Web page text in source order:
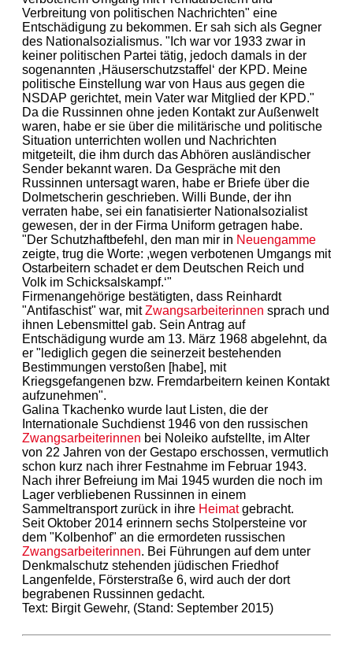
Verbreitung von politischen Nachrichten" eine
Entschädigung zu bekommen. Er sah sich als Gegner
des Nationalsozialismus. "Ich war vor 1933 zwar in
keiner politischen Partei tätig, jedoch damals in der
sogenannten ‚Häuserschutzstaffel‘ der KPD. Meine
politische Einstellung war von Haus aus gegen die
NSDAP gerichtet, mein Vater war Mitglied der KPD."
Da die Russinnen ohne jeden Kontakt zur Außenwelt
waren, habe er sie über die militärische und politische
Situation unterrichten wollen und Nachrichten
mitgeteilt, die ihm durch das Abhören ausländischer
Sender bekannt waren. Da Gespräche mit den
Russinnen untersagt waren, habe er Briefe über die
Dolmetscherin geschrieben. Willi Bunde, der ihn
verraten habe, sei ein fanatisierter Nationalsozialist
gewesen, der in der Firma Uniform getragen habe.
"Der Schutzhaftbefehl, den man mir in Neuengamme
zeigte, trug die Worte: ,wegen verbotenen Umgangs mit
Ostarbeitern schadet er dem Deutschen Reich und
Volk im Schicksalskampf.‘"
Firmenangehörige bestätigten, dass Reinhardt
"Antifaschist" war, mitZwangsarbeiterinnen sprach und
ihnen Lebensmittel gab. Sein Antrag auf
Entschädigung wurde am 13. März 1968 abgelehnt, da
er "lediglich gegen die seinerzeit bestehenden
Bestimmungen verstoßen [habe], mit
Kriegsgefangenen bzw. Fremdarbeitern keinen Kontakt
aufzunehmen".
Galina Tkachenko wurde laut Listen, die der
Internationale Suchdienst 1946 von den russischen
Zwangsarbeiterinnen bei Noleiko aufstellte, im Alter
von 22 Jahren von der Gestapo erschossen, vermutlich
schon kurz nach ihrer Festnahme im Februar 1943.
Nach ihrer Befreiung im Mai 1945 wurden die noch im
Lager verbliebenen Russinnen in einem
Sammeltransport zurück in ihre Heimatgebracht.
Seit Oktober 2014 erinnern sechs Stolpersteine vor
dem "Kolbenhof" an die ermordeten russischen
Zwangsarbeiterinnen. Bei Führungen auf dem unter
Denkmalschutz stehenden jüdischen Friedhof
Langenfelde, Försterstraße 6, wird auch der dort
begrabenen Russinnen gedacht.
Text: Birgit Gewehr, (Stand: September 2015)